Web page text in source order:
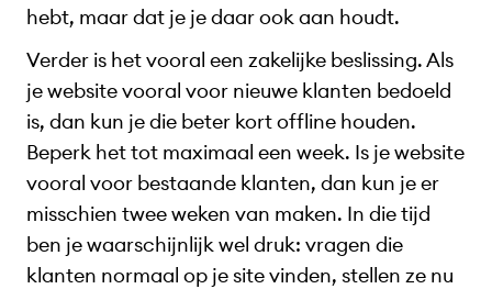
hebt, maar dat je je daar ook aan houdt.
Verder is het vooral een zakelijke beslissing. Als
je website vooral voor nieuwe klanten bedoeld
is, dan kun je die beter kort offline houden.
Beperk het tot maximaal een week. Is je website
vooral voor bestaande klanten, dan kun je er
misschien twee weken van maken. In die tijd
ben je waarschijnlijk wel druk: vragen die
klanten normaal op je site vinden, stellen ze nu